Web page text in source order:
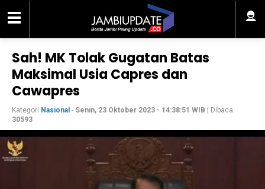
Sah! MK Tolak Gugatan Batas
Maksimal Usia Capres dan
Cawapres
Kategori Nasional - Senin, 23 Oktober 2023 - 14:38:51 WIB | Dibaca:
30593